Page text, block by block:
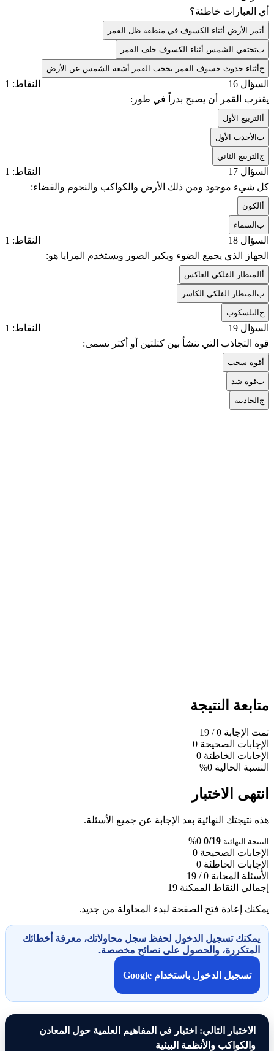
أي العبارات خاطئة؟
تمر الأرض أثناء الكسوف في منطقة ظل القمر
بتختفي الشمس أثناء الكسوف خلف القمر
جأثناء حدوث خسوف القمر يحجب القمر أشعة الشمس عن الأرض
السؤال 16
النقاط: 1
يقترب القمر أن يصبح بدراً في طور:
التربيع الأول
بالأحدب الأول
جالتربيع الثاني
السؤال 17
النقاط: 1
كل شيء موجود ومن ذلك الأرض والكواكب والنجوم والفضاء:
الكون
بالسماء
السؤال 18
النقاط: 1
الجهاز الذي يجمع الضوء ويكبر الصور ويستخدم المرايا هو:
المنظار الفلكي العاكس
بالمنظار الفلكي الكاسر
جالتلسكوب
السؤال 19
النقاط: 1
قوة التجاذب التي تنشأ بين كتلتين أو أكثر تسمى:
قوة سحب
بقوة شد
جالجاذبية
متابعة النتيجة
تمت الإجابة 0
/ 19
الإجابات الصحيحة 0
الإجابات الخاطئة 0
النسبة الحالية 0%
انتهى الاختبار
هذه نتيجتك النهائية بعد الإجابة عن جميع الأسئلة.
النتيجة النهائية 0/19
0%
الإجابات الصحيحة 0
الإجابات الخاطئة 0
الأسئلة المجابة 0 / 19
إجمالي النقاط الممكنة 19
يمكنك إعادة فتح الصفحة لبدء المحاولة من جديد.
يمكنك تسجيل الدخول لحفظ سجل محاولاتك، معرفة أخطائك
المتكررة، والحصول على نصائح مخصصة.
تسجيل الدخول باستخدام Google
الاختبار التالي: اختبار في المفاهيم العلمية حول المعادن
والكواكب والأنظمة البيئية